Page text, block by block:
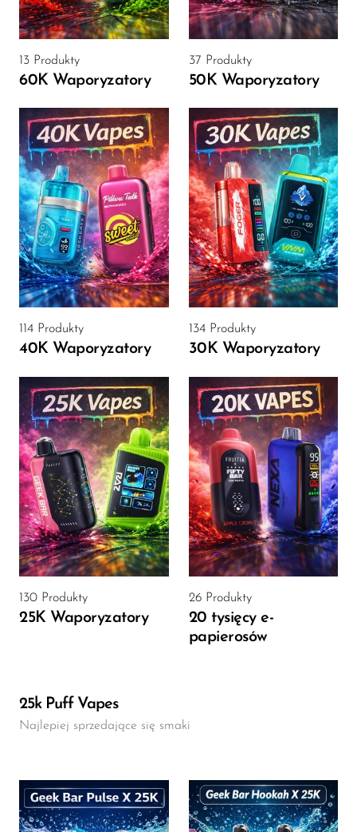
VapMod
VIHO
Voom
Yo Bar
YOXY
Yovo
Zovoo by Voopoo
Dragbar
13 Produkty
60K Waporyzatory
37 Produkty
50K Waporyzatory
114 Produkty
40K Waporyzatory
134 Produkty
30K Waporyzatory
130 Produkty
25K Waporyzatory
26 Produkty
20 tysięcy e-
papierosów
25k Puff Vapes
Najlepiej sprzedające się smaki